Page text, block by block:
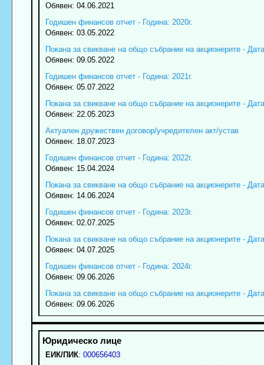
Обявен: 04.06.2021
Годишен финансов отчет - Година: 2020г.
Обявен: 03.05.2022
Покана за свикване на общо събрание на акционерите -
Обявен: 09.05.2022
Годишен финансов отчет - Година: 2021г.
Обявен: 05.07.2022
Покана за свикване на общо събрание на акционерите -
Обявен: 22.05.2023
Актуален дружествен договор/учредителен акт/устав
Обявен: 18.07.2023
Годишен финансов отчет - Година: 2022г.
Обявен: 15.04.2024
Покана за свикване на общо събрание на акционерите -
Обявен: 14.06.2024
Годишен финансов отчет - Година: 2023г.
Обявен: 02.07.2025
Покана за свикване на общо събрание на акционерите -
Обявен: 04.07.2025
Годишен финансов отчет - Година: 2024г.
Обявен: 09.06.2026
Покана за свикване на общо събрание на акционерите -
Обявен: 09.06.2026
ЕИК/ПИК:000656403